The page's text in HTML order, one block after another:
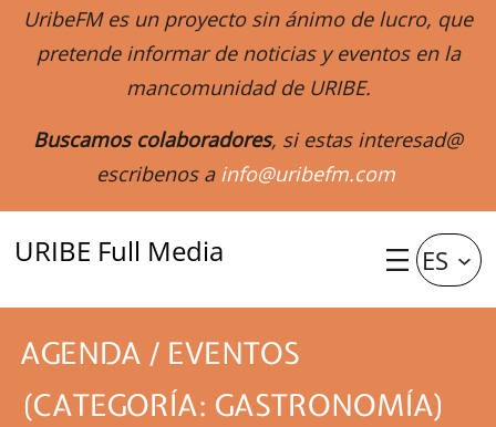
UribeFM es un proyecto sin ánimo de lucro, que
pretende informar de noticias y eventos en la
mancomunidad de URIBE.
Buscamos colaboradores, si estas interesad@
escribenos a info@uribefm.com
URIBE Full Media ES
AGENDA / EVENTOS
(CATEGORÍA: GASTRONOMÍA)